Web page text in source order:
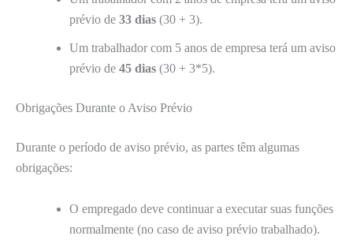
prévio de 33 dias (30 + 3).
Um trabalhador com 5 anos de empresa terá um aviso
prévio de 45 dias (30 + 3*5).
Obrigações Durante o Aviso Prévio
Durante o período de aviso prévio, as partes têm algumas
obrigações:
O empregado deve continuar a executar suas funções
normalmente (no caso de aviso prévio trabalhado).